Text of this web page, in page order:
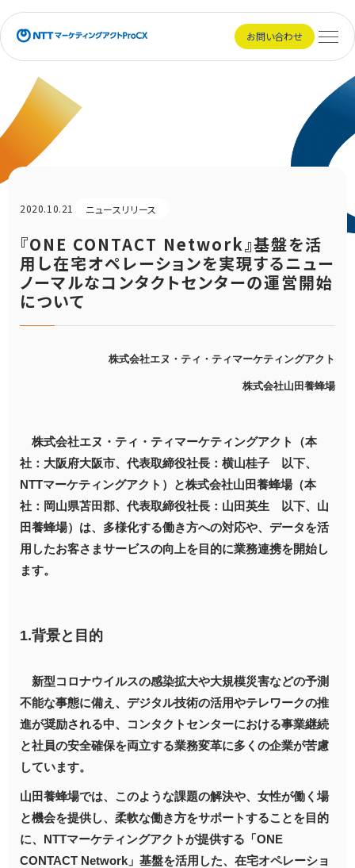
NTTマーケティングアクトProCX お問い合わせ
メニ
2020.10.21 ニュースリリース
『ONE CONTACT Network』基盤を活
用し在宅オペレーションを実現するニュー
ノーマルなコンタクトセンターの運営開始
について
株式会社エヌ・ティ・ティマーケティングアクト
株式会社山田養蜂場
株式会社エヌ・ティ・ティマーケティングアクト（本
社：大阪府大阪市、代表取締役社長：横山桂子 以下、
NTTマーケティングアクト）と株式会社山田養蜂場（本
社：岡山県苫田郡、代表取締役社長：山田英生 以下、山
田養蜂場）は、多様化する働き方への対応や、データを活
用したお客さまサービスの向上を目的に業務連携を開始し
ます。
1.背景と目的
新型コロナウイルスの感染拡大や大規模災害などの予測
不能な事態に備え、デジタル技術の活用やテレワークの推
進が奨励される中、コンタクトセンターにおける事業継続
と社員の安全確保を両立する業務変革に多くの企業が苦慮
しています。
山田養蜂場では、このような課題の解決や、女性が働く場
と機会を提供し、柔軟な働き方をサポートすることを目的
に、NTTマーケティングアクトが提供する「ONE
CONTACT Network」基盤を活用した、在宅オペレーショ